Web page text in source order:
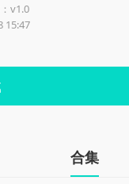
v1.0
15:47
合集